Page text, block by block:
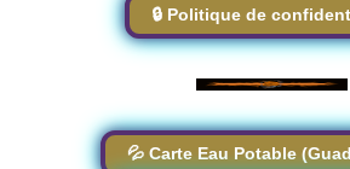
🔒 Politique de
💦 Carte Eau Potable